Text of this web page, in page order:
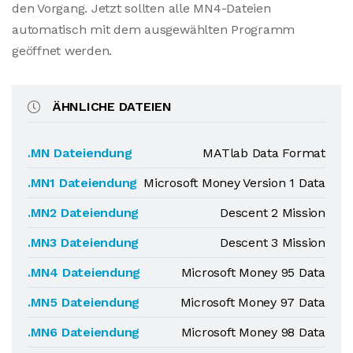
den Vorgang. Jetzt sollten alle MN4-Dateien
automatisch mit dem ausgewählten Programm
geöffnet werden.
ÄHNLICHE DATEIEN
.MN Dateiendung
MATlab Data Format
.MN1 Dateiendung Microsoft Money Version 1 Data
.MN2 Dateiendung
Descent 2 Mission
.MN3 Dateiendung
Descent 3 Mission
.MN4 Dateiendung
Microsoft Money 95 Data
.MN5 Dateiendung
Microsoft Money 97 Data
.MN6 Dateiendung
Microsoft Money 98 Data